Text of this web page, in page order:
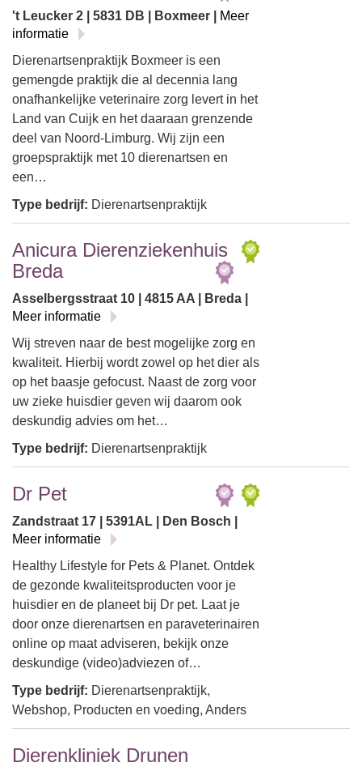
't Leucker 2 | 5831 DB | Boxmeer |
Meer
informatie
Dierenartsenpraktijk Boxmeer is een
gemengde praktijk die al decennia lang
onafhankelijke veterinaire zorg levert in het
Land van Cuijk en het daaraan grenzende
deel van Noord-Limburg. Wij zijn een
groepspraktijk met 10 dierenartsen en
een…
Type bedrijf: Dierenartsenpraktijk
Anicura Dierenziekenhuis
Breda
Asselbergsstraat 10 | 4815 AA | Breda |
Meer informatie
Wij streven naar de best mogelijke zorg en
kwaliteit. Hierbij wordt zowel op het dier als
op het baasje gefocust. Naast de zorg voor
uw zieke huisdier geven wij daarom ook
deskundig advies om het…
Type bedrijf: Dierenartsenpraktijk
Dr Pet
Zandstraat 17 | 5391AL | Den Bosch |
Meer informatie
Healthy Lifestyle for Pets & Planet. Ontdek
de gezonde kwaliteitsproducten voor je
huisdier en de planeet bij Dr pet. Laat je
door onze dierenartsen en paraveterinairen
online op maat adviseren, bekijk onze
deskundige (video)adviezen of…
Type bedrijf: Dierenartsenpraktijk,
Webshop, Producten en voeding, Anders
Dierenkliniek Drunen